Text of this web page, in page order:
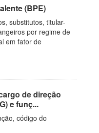
(BPE)
substitutos, titular-
por regime de
em fator de
de direção
e funç...
código do